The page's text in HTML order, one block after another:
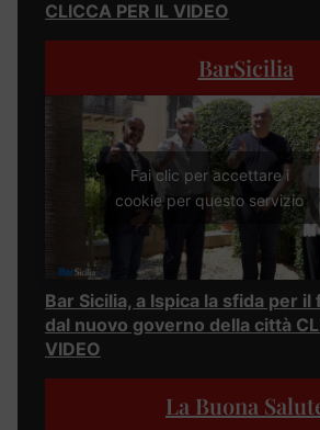
CLICCA PER IL VIDEO
BarSicilia
Fai clic per accettare i
cookie per questo servizio
Bar Sicilia, a Ispica la sfida per
dal nuovo governo della città
VIDEO
La Buona